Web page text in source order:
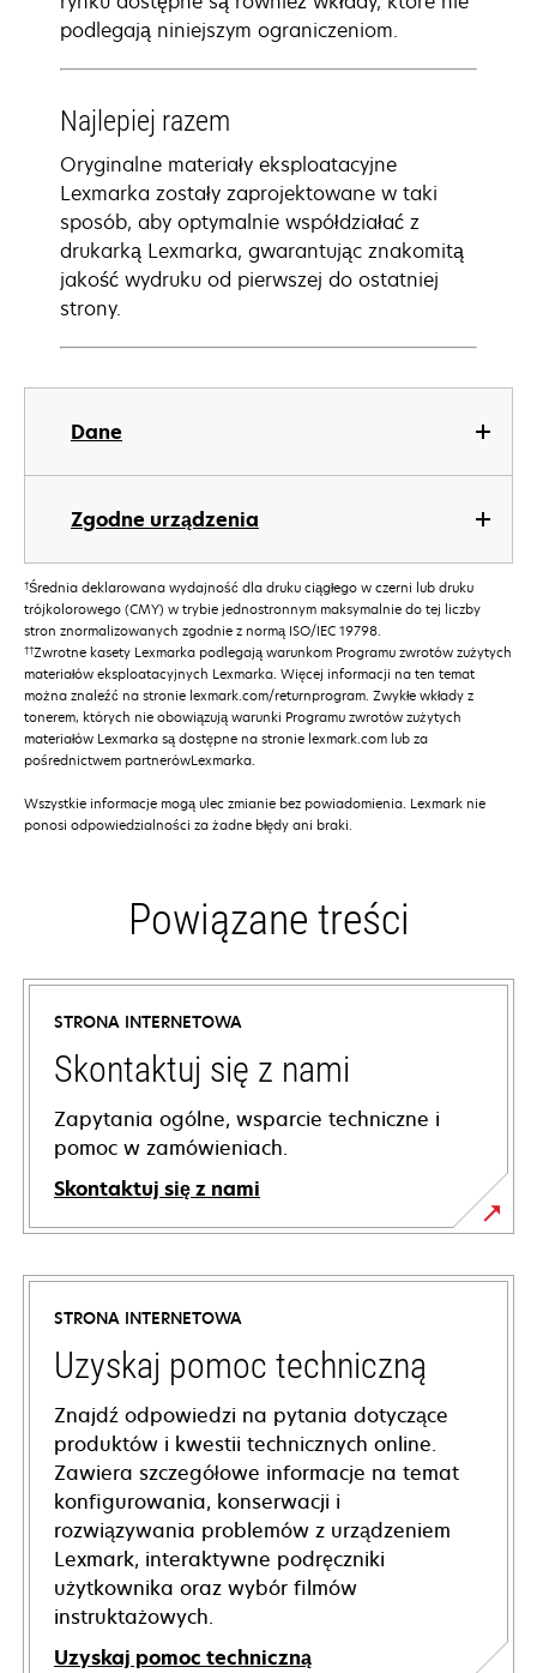
Dane
Zgodne urządzenia
podlegają niniejszym ograniczeniom.
Najlepiej razem
Oryginalne materiały eksploatacyjne
Lexmarka zostały zaprojektowane w taki
sposób, aby optymalnie współdziałać z
drukarką Lexmarka, gwarantując znakomitą
jakość wydruku od pierwszej do ostatniej
strony.
†Średnia deklarowana wydajność dla druku ciągłego w czerni lub druku
trójkolorowego (CMY) w trybie jednostronnym maksymalnie do tej liczby
stron znormalizowanych zgodnie z normą ISO/IEC 19798.
††Zwrotne kasety Lexmarka podlegają warunkom Programu zwrotów zużytych
materiałów eksploatacyjnych Lexmarka. Więcej informacji na ten temat
można znaleźć na stronie lexmark.com/returnprogram. Zwykłe wkłady z
tonerem, których nie obowiązują warunki Programu zwrotów zużytych
materiałów Lexmarka są dostępne na stronie lexmark.com lub za
pośrednictwem partnerówLexmarka.
Wszystkie informacje mogą ulec zmianie bez powiadomienia. Lexmark nie
ponosi odpowiedzialności za żadne błędy ani braki.
Powiązane treści
STRONA INTERNETOWA
Skontaktuj się z nami
Zapytania ogólne, wsparcie techniczne i
pomoc w zamówieniach.
Skontaktuj się z nami
STRONA INTERNETOWA
Uzyskaj pomoc techniczną
Znajdź odpowiedzi na pytania dotyczące
produktów i kwestii technicznych online.
Zawiera szczegółowe informacje na temat
konfigurowania, konserwacji i
rozwiązywania problemów z urządzeniem
Lexmark, interaktywne podręczniki
użytkownika oraz wybór filmów
instruktażowych.
Uzyskaj pomoc techniczną